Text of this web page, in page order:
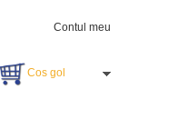
Contul meu
Cos gol